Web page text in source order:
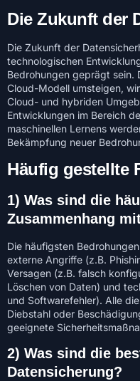
Die Zukunft der
Die Zukunft der
technologischen
Bedrohungen geprägt sein.
Cloud-Modell umsteigen,
Cloud- und hybriden
Entwicklungen im Bereich
maschinellen Lernens
Bekämpfung neuer
Häufig gestellte
1) Was sind die
Zusammenhang
Die häufigsten
externe Angriffe (z.B.
Versagen (z.B. falsch
Löschen von Daten) und
und Softwarefehler). Alle
Diebstahl oder
geeignete
2) Was sind die
Datensicherung?